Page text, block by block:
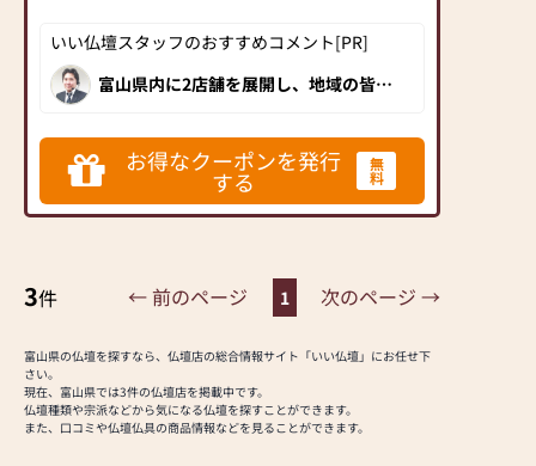
を取りません。
仏事や神事で分からな
いことや不安なことが
ありましたら、何なり
とお問い合わせ下さ
い。
・天神
様、神棚、ケース、棚
・神鏡、
榊立て、灯篭、瓶子、
三宝、皿、水玉、注連
縄
具/神具一式
具/神具の修繕
いまあるお仏壇の使え
る部材を利用してお好
みの大きさや形・デザ
す。
先祖代々大切にされて
きたお仏壇が大きさや
カタチを変えて末永く
一心堂では、お仏壇の
っております。お客様
のご要望・ご予算をお
伺いし、ご提案させて
頂きます。職人が一か
JR富山駅と北陸自動車
道・富山インターのほ
ぼ中間で、どちらから
立地にあります。
平成17年に現在地へ移
転オープンして今年で
れていただけます。
★万全のアフターフォ
ロー★
当社は、自社工場でお
仏壇を製造していま
いい仏壇スタッフのおすすめコメント[PR]
富山県内に2店舗を展開し、地域の皆様
に選ばれ続けているお仏壇店です。豊
しての品質はもちろん、五十嵐社長の
誠実な人柄が溢れた店内は入りやすく
柔らかい雰囲気で満ちています。仏事
でお困りなことがあれば、まずは五十
嵐仏壇店にご相談してみてください。
富山県にお住いの方には是非訪問して
お得なクーポンを発行
する
無
料
3件 ← 前のページ 1 次のページ →
富山県の仏壇を探すなら、仏壇店の総合情報サイト「いい仏壇」にお任せ下
さい。
現在、富山県では3件の仏壇店を掲載中です。
仏壇種類や宗派などから気になる仏壇を探すことができます。
また、口コミや仏壇仏具の商品情報などを見ることができます。